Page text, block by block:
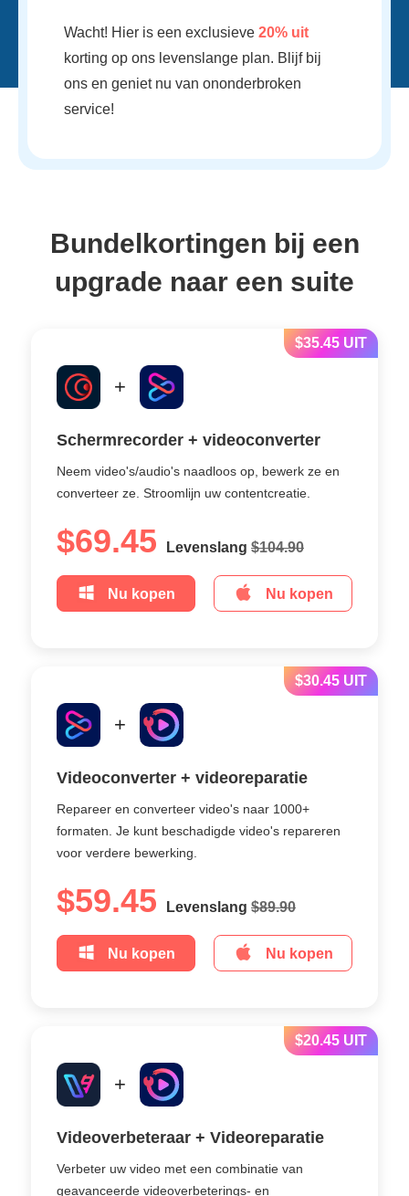
Wacht! Hier is een exclusieve 20% uit
korting op ons levenslange plan. Blijf bij
ons en geniet nu van ononderbroken
service!
Bundelkortingen bij een
upgrade naar een suite
$35.45 UIT
+
Schermrecorder + videoconverter
Neem video's/audio's naadloos op, bewerk ze en
converteer ze. Stroomlijn uw contentcreatie.
$69.45 Levenslang $104.90
Nu kopen Nu kopen
$30.45 UIT
+
Videoconverter + videoreparatie
Repareer en converteer video's naar 1000+
formaten. Je kunt beschadigde video's repareren
voor verdere bewerking.
$59.45 Levenslang $89.90
Nu kopen Nu kopen
$20.45 UIT
+
Videoverbeteraar + Videoreparatie
Verbeter uw video met een combinatie van
geavanceerde videoverbeterings- en